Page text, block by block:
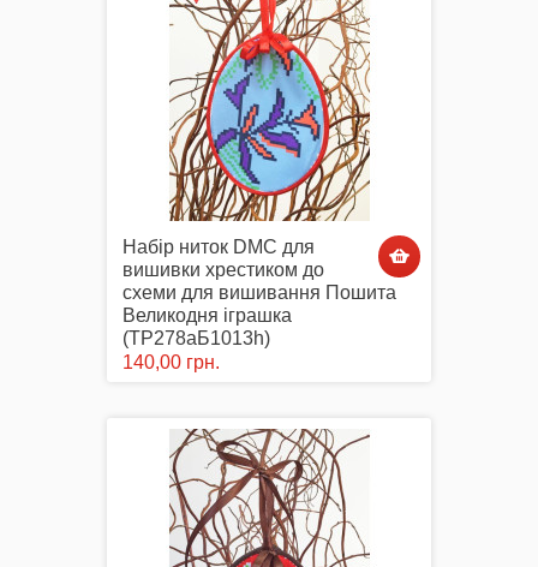
Набір ниток DMC для
вишивки хрестиком до
схеми для вишивання Пошита
Великодня іграшка
(ТР278аБ1013h)
140,00 грн.